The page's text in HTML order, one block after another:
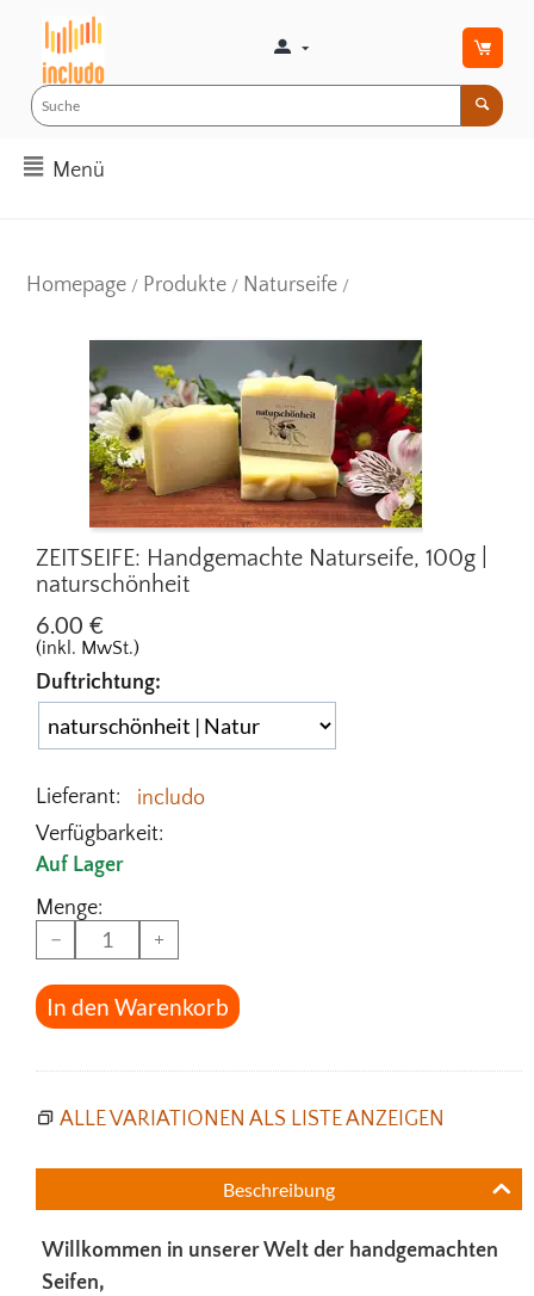
Menü
Homepage / Produkte / Naturseife /
ZEITSEIFE: Handgemachte Naturseife, 100g |
naturschönheit
6.00 €
(inkl. MwSt.)
Duftrichtung:
Lieferant:
includo
Verfügbarkeit:
Auf Lager
Menge:
−
+
In den Warenkorb
ALLE VARIATIONEN ALS LISTE ANZEIGEN
Beschreibung
Willkommen in unserer Welt der handgemachten
Seifen,